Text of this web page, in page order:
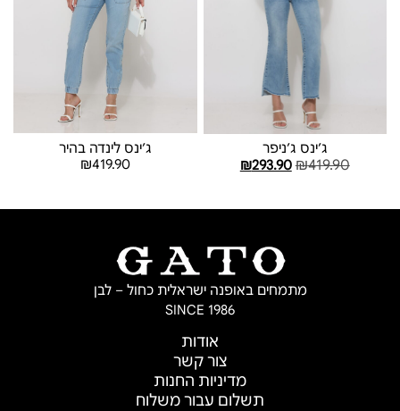
ג׳ינס ג׳ניפר
₪419.90
₪293.90
ג׳ינס לינדה בהיר
₪419.90
מתמחים באופנה ישראלית כחול – לבן
SINCE 1986
אודות
צור קשר
מדיניות החנות
תשלום עבור משלוח